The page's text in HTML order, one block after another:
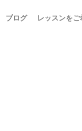
ブログ レッスンを